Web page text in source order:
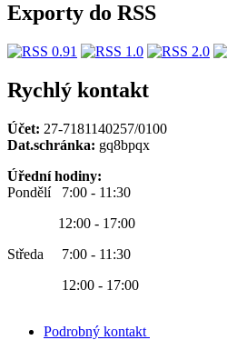
Exporty do RSS
Rychlý kontakt
Účet: 27-7181140257/0100
Dat.schránka: gq8bpqx
Úřední hodiny:
Pondělí 7:00 - 11:30
12:00 - 17:00
Středa 7:00 - 11:30
12:00 - 17:00
Podrobný kontakt